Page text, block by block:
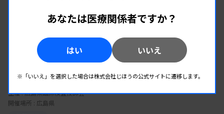
EVENT
イベント情報
東部地区 広島県精度管理報告会
主催 :広島県臨床検査技師会
開催場所 : 広島県
あなたは医療関係者ですか？
はい いいえ
※「いいえ」を選択した場合は株式会社じほうの公式サイトに遷移します。